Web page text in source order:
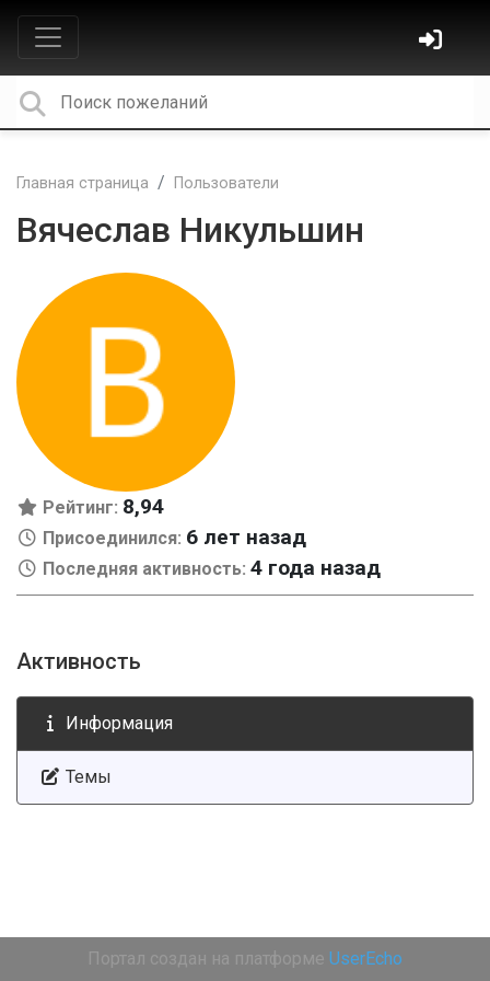
Главная страница Пользователи
Вячеслав Никульшин
Рейтинг: 8,94
Присоединился: 6 лет назад
Последняя активность: 4 года назад
Активность
Информация
Темы
Портал создан на платформе UserEcho